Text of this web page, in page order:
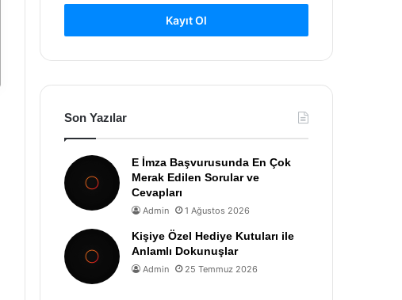
Kayıt Ol
Son Yazılar
E İmza Başvurusunda En Çok
Merak Edilen Sorular ve
Cevapları
Admin 1 Ağustos 2026
Kişiye Özel Hediye Kutuları ile
Anlamlı Dokunuşlar
Admin 25 Temmuz 2026